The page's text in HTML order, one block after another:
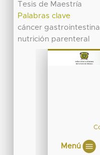
Tesis de Maestría
Palabras clave
cáncer gastrointestinal
nutrición parenteral